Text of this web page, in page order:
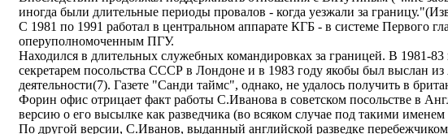
иногда были длительные периоды провалов - когда уезжали за
С 1981 по 1991 работал в центральном аппарате КГБ - в системе Первого
оперуполномоченным ПГУ.
Находился в длительных служебных командировках за границей. В 1981-
секретарем посольства СССР в Лондоне и в 1983 году якобы был выслан
деятельности(7). Газете "Санди таймс", однако, не удалось получить в
Форин офис отрицает факт работы С.Иванова в советском посольстве в
версию о его высылке как разведчика (во всяком случае под такими
По другой версии, С.Иванов, выданный английской разведке